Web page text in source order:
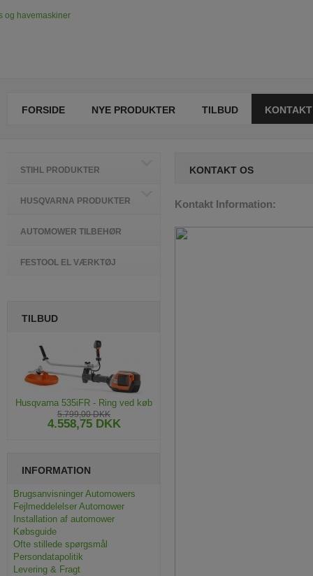
FORSIDE NYE PRODUKTER TILBUD KONTAKT
KONTAKT OS
Kontakt Information:
STIHL PRODUKTER
HUSQVARNA PRODUKTER
AUTOMOWER TILBEHØR
FESTOOL EL VÆRKTØJ
TILBUD
Husqvarna 535iFR - Ring ved køb
5.799,00 DKK
4.558,75 DKK
INFORMATION
Brugsanvisninger Automowers
Fejlmeddelelser Automower
Installation af automower
Købsguide
Ofte stillede spørgsmål
Persondatapolitik
Levering & Fragt